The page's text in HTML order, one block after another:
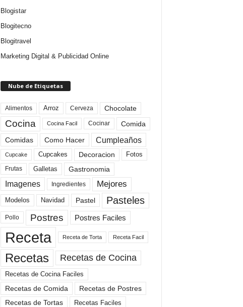
Blogistar
Blogitecno
Blogitravel
Marketing Digital & Publicidad Online
Nube de Etiquetas
Alimentos Arroz Cerveza Chocolate
Cocina Cocina Facil Cocinar
Comida
Comidas
Como Hacer Cumpleaños
Cupcake Cupcakes Decoracion Fotos
Frutas Galletas Gastronomia
Imagenes Ingredientes Mejores
Modelos Navidad Pastel Pasteles
Pollo Postres Postres Faciles
Receta Receta de Torta Receta Facil
Recetas Recetas de Cocina
Recetas de Cocina Faciles
Recetas de Comida
Recetas de Postres
Recetas de Tortas
Recetas Faciles